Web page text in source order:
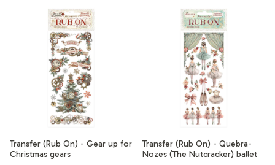
Transfer (Rub On) - Gear up for
Christmas gears
Transfer (Rub On) - Quebra-
Nozes (The Nutcracker) ballet